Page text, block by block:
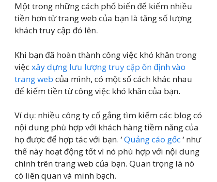
Một trong những cách phổ biến để kiếm nhiều
tiền hơn từ trang web của bạn là tăng số lượng
khách truy cập đó lên.
Khi bạn đã hoàn thành công việc khó khăn trong
việcxây dựng lưu lượng truy cập ổn định vào
trang web của mình, có một số cách khác nhau
để kiếm tiền từ công việc khó khăn của bạn.
Ví dụ: nhiều công ty cố gắng tìm kiếm các blog có
nội dung phù hợp với khách hàng tiềm năng của
họ được để hợp tác với bạn. ‘Quảng cáo gốc‘ như
thế này hoạt động tốt vì nó phù hợp với nội dung
chính trên trang web của bạn. Quan trọng là nó
có liên quan và minh bạch.